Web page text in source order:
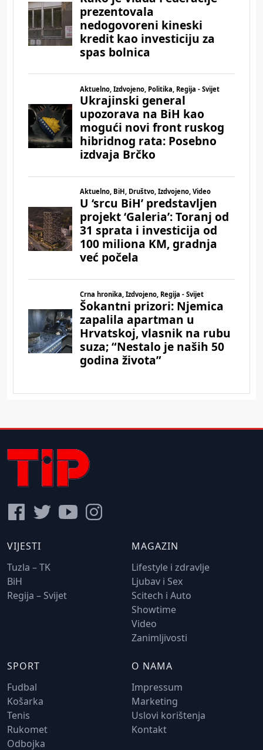
VIJESTI
Tuzla – TK
BiH
Regija – Svijet
MAGAZIN
Lifestyle i zdravlje
Ljubav i Sex
Scitech i Auto
Showtime
Video
Zanimljivosti
SPORT
Fudbal
Košarka
Tenis
Rukomet
Odbojka
O NAMA
Impressum
Marketing
Uslovi korištenja
Kontakt